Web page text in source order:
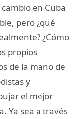
en Cuba
pero ¿qué
¿Cómo
propios
de la mano de
y
el mejor
Ya sea a través